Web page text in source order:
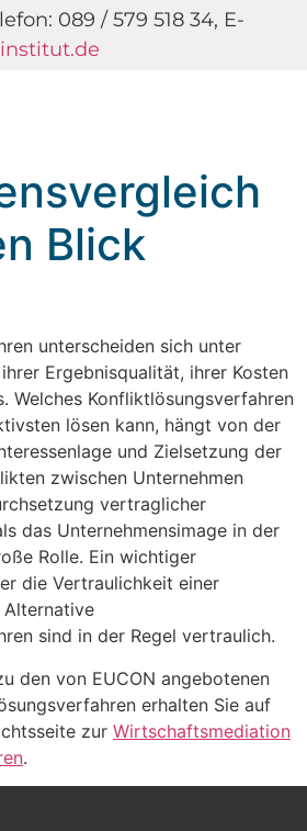
089 / 579 518 34, E-
Blick
unterscheiden sich unter
Ergebnisqualität, ihrer Kosten
Welches Konfliktlösungsverfahren
lösen kann, hängt von der
und Zielsetzung der
zwischen Unternehmen
vertraglicher
das Unternehmensimage in der
Rolle. Ein wichtiger
die Vertraulichkeit einer
Alternative
sind in der Regel vertraulich.
den von EUCON angebotenen
erhalten Sie auf
zur Wirtschaftsmediation
.